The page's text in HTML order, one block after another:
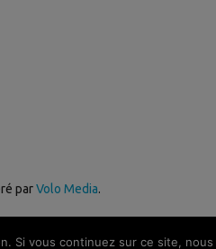
parVolo Media.
Si vous continuez sur ce site,